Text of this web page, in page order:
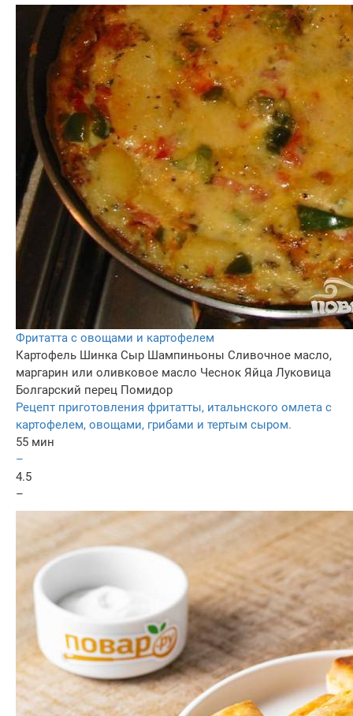
Фритатта с овощами и картофелем
Картофель Шинка Сыр Шампиньоны Сливочное масло,
маргарин или оливковое масло Чеснок Яйца Луковица
Болгарский перец Помидор
Рецепт приготовления фритатты, итальнского омлета с
картофелем, овощами, грибами и тертым сыром.
55 мин
–
4.5
–